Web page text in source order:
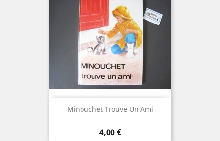
Minouchet Trouve Un Ami
Prix
4,00 €